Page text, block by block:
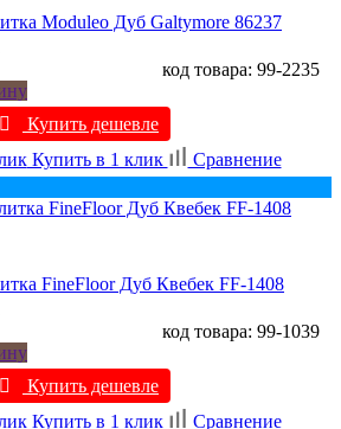
Moduleo Дуб Galtymore 86237
код товара: 99-2235
Купить дешевле
Купить в 1 клик
Сравнение
FineFloor Дуб Квебек FF-1408
код товара: 99-1039
Купить дешевле
Купить в 1 клик
Сравнение